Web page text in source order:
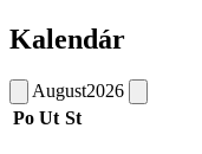
Kalendár
August2026
Po Ut St